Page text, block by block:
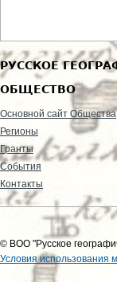
РУССКОЕ
ОБЩЕСТВО
Основной сайт Общества
Регионы
Гранты
События
Контакты
© ВОО "Русское
Условия использования